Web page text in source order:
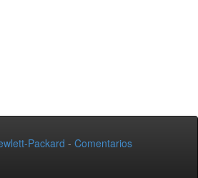
Packard - Comentarios